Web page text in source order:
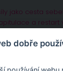
jako cesta
a restart
dobře